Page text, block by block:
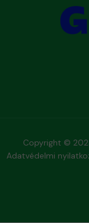
Copyright ©
Adatvédelmi